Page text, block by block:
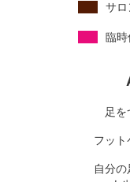
サロ
臨時
足を
フット
自分